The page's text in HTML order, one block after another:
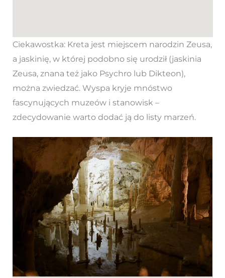
Ciekawostka: Kreta jest miejscem narodzin Zeusa,
a jaskinię, w której podobno się urodził (jaskinia
Zeusa, znana też jako Psychro lub Dikteon),
można zwiedzać. Wyspa kryje mnóstwo
fascynujących muzeów i stanowisk –
zdecydowanie warto dodać ją do listy marzeń.